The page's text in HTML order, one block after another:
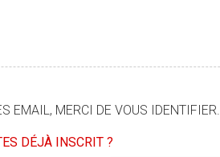
EMAIL, MERCI DE VOUS IDENTIFIER.
DÉJÀ INSCRIT ?